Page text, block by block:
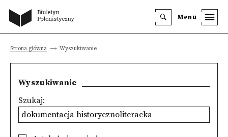
Menu
Strona główna Wyszukiwanie
Wyszukiwanie
Szukaj: